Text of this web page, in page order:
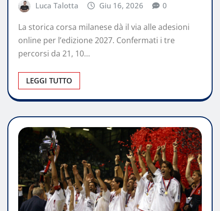
Luca Talotta Giu 16, 2026 0
La storica corsa milanese dà il via alle adesioni
online per l’edizione 2027. Confermati i tre
percorsi da 21, 10…
LEGGI TUTTO